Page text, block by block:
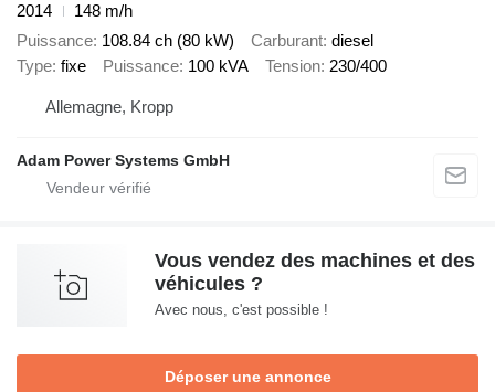
2014
148 m/h
Puissance 108.84 ch (80 kW) Carburant diesel
Type fixe Puissance 100 kVA Tension 230/400
Allemagne, Kropp
Adam Power Systems GmbH
Vous vendez des machines et des
véhicules ?
Avec nous, c'est possible !
Déposer une annonce